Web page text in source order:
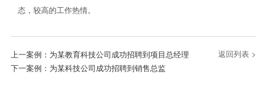
态，较高的工作热情。
上一案例： 为某教育科技公司成功招聘到项目总经理
下一案例： 为某科技公司成功招聘到销售总监
返回列表 >